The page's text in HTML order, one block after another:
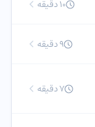
10 دقیقه
9 دقیقه
7 دقیقه